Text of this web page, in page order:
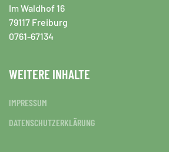
Im Waldhof 16
79117 Freiburg
0761-67134
WEITERE INHALTE
IMPRESSUM
DATENSCHUTZERKLÄRUNG